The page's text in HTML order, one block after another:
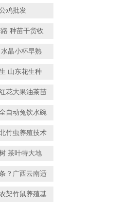
鸡批发
种苗干货收
晶小杯早熟
山东花生种
花大果油茶苗
自动兔饮水碗
竹虫养殖技术
茶叶特大地
？广西云南适
架竹鼠养殖基